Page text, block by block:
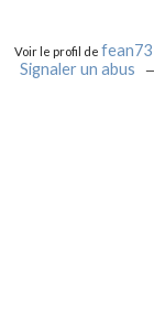
Voir le profil defean73
Signaler un abus